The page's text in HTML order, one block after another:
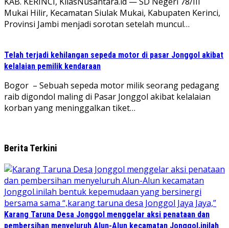
Mukai Hilir, Kecamatan Siulak Mukai, Kabupaten Kerinci,
Provinsi Jambi menjadi sorotan setelah muncul…
Telah terjadi kehilangan sepeda motor di pasar Jonggol akibat
kelalaian pemilik kendaraan
Bogor – Sebuah sepeda motor milik seorang pedagang
raib digondol maling di Pasar Jonggol akibat kelalaian
korban yang meninggalkan tiket…
Berita Terkini
Karang Taruna Desa Jonggol menggelar aksi penataan dan
pembersihan menyeluruh Alun-Alun kecamatan Jonggol.inilah